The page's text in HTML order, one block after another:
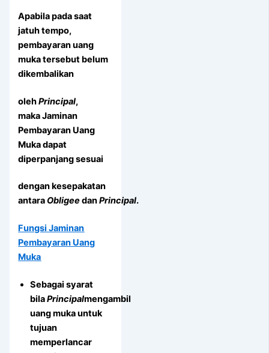
Apabila pada saat
jatuh tempo,
pembayaran uang
muka tersebut belum
dikembalikan
olehPrincipal,
maka Jaminan
Pembayaran Uang
Muka dapat
diperpanjang sesuai
dengan kesepakatan
antara ObligeedanPrincipal.
Fungsi Jaminan
Pembayaran Uang
Muka
Sebagai syarat
bilaPrincipalmengambil
uang muka untuk
tujuan
memperlancar